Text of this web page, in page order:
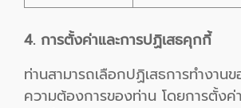
4. การตั้งค่าและการปฏิเสธคุกกี้
ท่านสามารถเลือกปฏิเสธการทำงาน
ความต้องการของท่าน โดยการตั้งค่